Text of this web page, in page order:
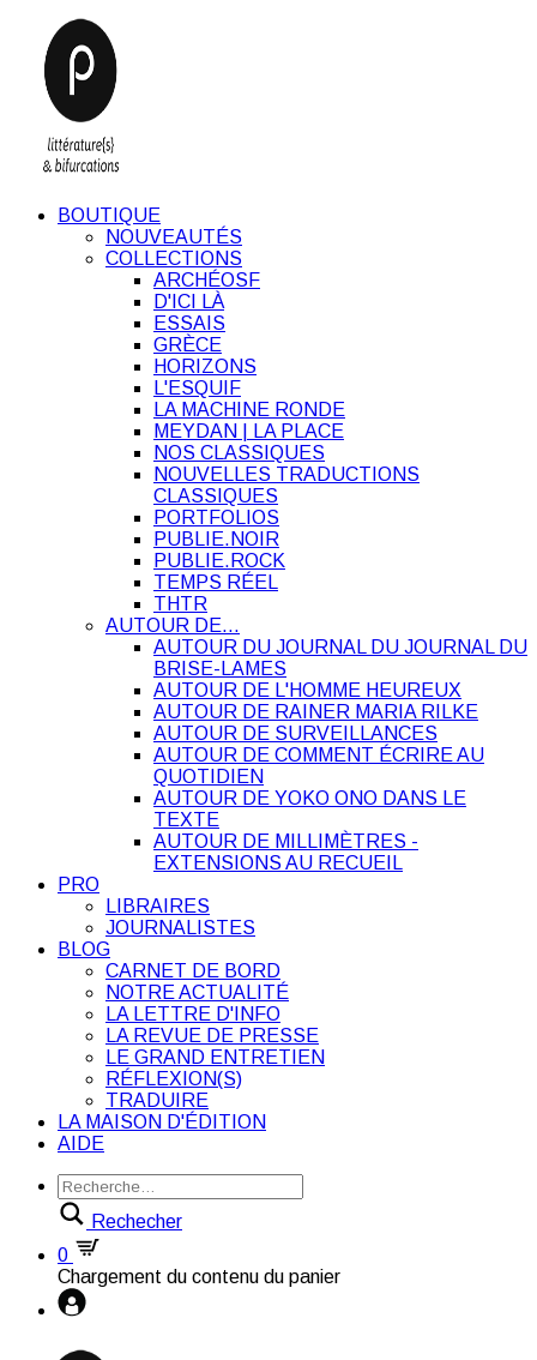
BOUTIQUE
NOUVEAUTÉS
COLLECTIONS
ARCHÉOSF
D'ICI LÀ
ESSAIS
GRÈCE
HORIZONS
L'ESQUIF
LA MACHINE RONDE
MEYDAN | LA PLACE
NOS CLASSIQUES
NOUVELLES TRADUCTIONS
CLASSIQUES
PORTFOLIOS
PUBLIE.NOIR
PUBLIE.ROCK
TEMPS RÉEL
THTR
AUTOUR DE…
AUTOUR DU JOURNAL DU JOURNAL DU
BRISE-LAMES
AUTOUR DE L'HOMME HEUREUX
AUTOUR DE RAINER MARIA RILKE
AUTOUR DE SURVEILLANCES
AUTOUR DE COMMENT ÉCRIRE AU
QUOTIDIEN
AUTOUR DE YOKO ONO DANS LE
TEXTE
AUTOUR DE MILLIMÈTRES -
EXTENSIONS AU RECUEIL
PRO
LIBRAIRES
JOURNALISTES
BLOG
CARNET DE BORD
NOTRE ACTUALITÉ
LA LETTRE D'INFO
LA REVUE DE PRESSE
LE GRAND ENTRETIEN
RÉFLEXION(S)
TRADUIRE
LA MAISON D'ÉDITION
AIDE
Rechecher
0
Chargement du contenu du panier